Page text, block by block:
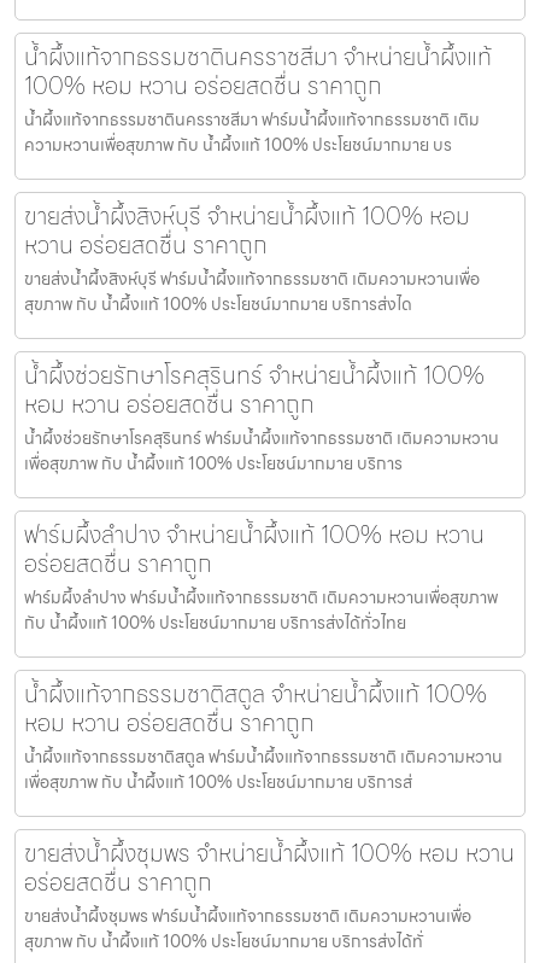
น้ำผึ้งแท้จากธรรมชาตินครราชสีมา จำหน่ายน้ำผึ้งแท้
100% หอม หวาน อร่อยสดชื่น ราคาถูก
น้ำผึ้งแท้จากธรรมชาตินครราชสีมา ฟาร์มน้ำผึ้งแท้จากธรรมชาติ เติม
ความหวานเพื่อสุขภาพ กับ น้ำผึ้งแท้ 100% ประโยชน์มากมาย บร
ขายส่งน้ำผึ้งสิงห์บุรี จำหน่ายน้ำผึ้งแท้ 100% หอม
หวาน อร่อยสดชื่น ราคาถูก
ขายส่งน้ำผึ้งสิงห์บุรี ฟาร์มน้ำผึ้งแท้จากธรรมชาติ เติมความหวานเพื่อ
สุขภาพ กับ น้ำผึ้งแท้ 100% ประโยชน์มากมาย บริการส่งได
น้ำผึ้งช่วยรักษาโรคสุรินทร์ จำหน่ายน้ำผึ้งแท้ 100%
หอม หวาน อร่อยสดชื่น ราคาถูก
น้ำผึ้งช่วยรักษาโรคสุรินทร์ ฟาร์มน้ำผึ้งแท้จากธรรมชาติ เติมความหวาน
เพื่อสุขภาพ กับ น้ำผึ้งแท้ 100% ประโยชน์มากมาย บริการ
ฟาร์มผึ้งลำปาง จำหน่ายน้ำผึ้งแท้ 100% หอม หวาน
อร่อยสดชื่น ราคาถูก
ฟาร์มผึ้งลำปาง ฟาร์มน้ำผึ้งแท้จากธรรมชาติ เติมความหวานเพื่อสุขภาพ
กับ น้ำผึ้งแท้ 100% ประโยชน์มากมาย บริการส่งได้ทั่วไทย
น้ำผึ้งแท้จากธรรมชาติสตูล จำหน่ายน้ำผึ้งแท้ 100%
หอม หวาน อร่อยสดชื่น ราคาถูก
น้ำผึ้งแท้จากธรรมชาติสตูล ฟาร์มน้ำผึ้งแท้จากธรรมชาติ เติมความหวาน
เพื่อสุขภาพ กับ น้ำผึ้งแท้ 100% ประโยชน์มากมาย บริการส่
ขายส่งน้ำผึ้งชุมพร จำหน่ายน้ำผึ้งแท้ 100% หอม หวาน
อร่อยสดชื่น ราคาถูก
ขายส่งน้ำผึ้งชุมพร ฟาร์มน้ำผึ้งแท้จากธรรมชาติ เติมความหวานเพื่อ
สุขภาพ กับ น้ำผึ้งแท้ 100% ประโยชน์มากมาย บริการส่งได้ทั่